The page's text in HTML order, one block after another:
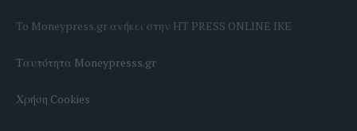
To Moneypress.gr ανήκει στην HT PRESS ONLINE IKE
Tαυτότητα Moneypresss.gr
Χρήση Cookies